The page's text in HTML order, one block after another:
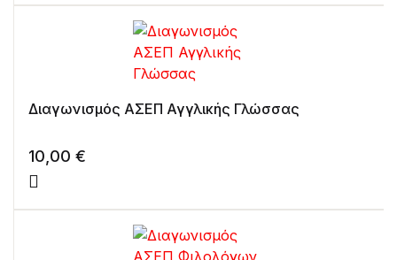
Διαγωνισμός ΑΣΕΠ Αγγλικής Γλώσσας
10,00 €